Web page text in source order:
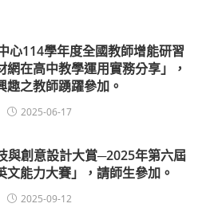
心114學年度全國教師增能研習
網在高中教學運用實務分享」，
趣之教師踴躍參加。
2025-06-17
與創意設計大賞─2025年第六屆
文能力大賽」，請師生參加。
2025-09-12